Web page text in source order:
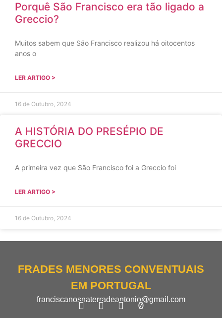
Porquê São Francisco era tão ligado a
Greccio?
Muitos sabem que São Francisco realizou há oitocentos
anos o
LER ARTIGO >
16 de Outubro, 2024
A HISTÓRIA DO PRESÉPIO DE
GRECCIO
A primeira vez que São Francisco foi a Greccio foi
LER ARTIGO >
16 de Outubro, 2024
FRADES MENORES CONVENTUAIS
EM PORTUGAL
franciscanosnaterradeantonio@gmail.com